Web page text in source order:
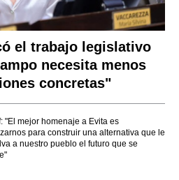
el trabajo legislativo
necesita menos
concretas"
"El mejor homenaje a Evita es
para construir una alternativa que le
a nuestro pueblo el futuro que se